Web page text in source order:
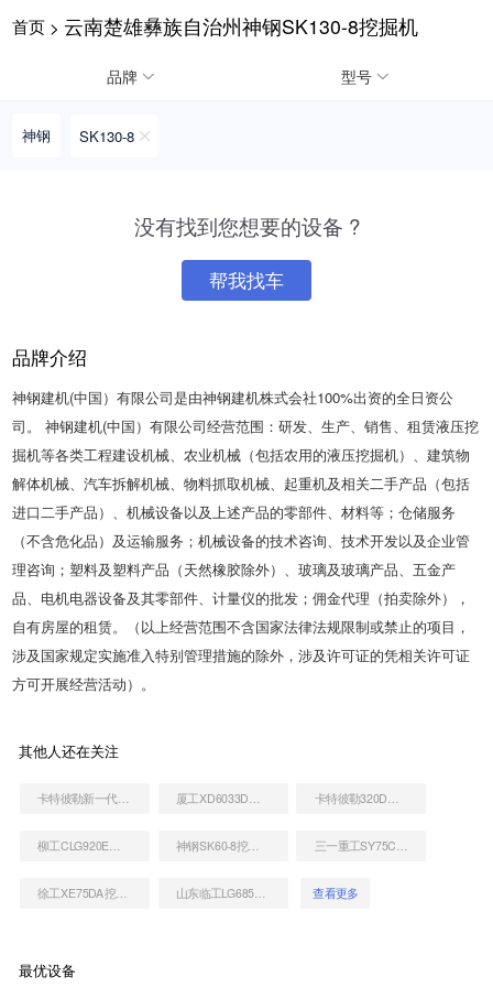
首页 > 云南楚雄彝族自治州神钢SK130-8挖掘机
品牌 型号
神钢 SK130-8
没有找到您想要的设备 ?
帮我找车
品牌介绍
神钢建机(中国）有限公司是由神钢建机株式会社100%出资的全日资公
司。 神钢建机(中国）有限公司经营范围：研发、生产、销售、租赁液压挖
掘机等各类工程建设机械、农业机械（包括农用的液压挖掘机）、建筑物
解体机械、汽车拆解机械、物料抓取机械、起重机及相关二手产品（包括
进口二手产品）、机械设备以及上述产品的零部件、材料等；仓储服务
（不含危化品）及运输服务；机械设备的技术咨询、技术开发以及企业管
理咨询；塑料及塑料产品（天然橡胶除外）、玻璃及玻璃产品、五金产
品、电机电器设备及其零部件、计量仪的批发；佣金代理（拍卖除外），
自有房屋的租赁。（以上经营范围不含国家法律法规限制或禁止的项目，
涉及国家规定实施准入特别管理措施的除外，涉及许可证的凭相关许可证
方可开展经营活动）。
请输入手机号
《隐
政
策》
其他人还在关注
卡特彼勒新一代CAT®320 液压挖掘机 厦工XD6033D压路机 卡特彼勒320D液压挖掘机
柳工CLG920E挖掘机 神钢SK60-8挖掘机 三一重工SY75C-10挖掘机
徐工XE75DA挖掘机 山东临工LG685挖掘机 查看更多
最优设备